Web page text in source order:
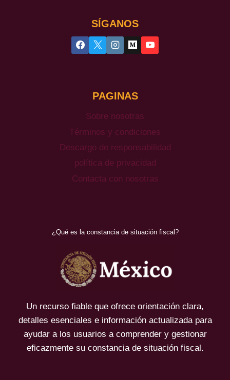
SACARLOSÍGANOS
PAGINAS
Sobre nosotras
Términos y condiciones
Descargo de responsabilidad
política de privacidad
Contacta con nosotras
¿Qué es la constancia de situación fiscal?
Un recurso fiable que ofrece orientación clara,
detalles esenciales e información actualizada para
ayudar a los usuarios a comprender y gestionar
eficazmente su constancia de situación fiscal.